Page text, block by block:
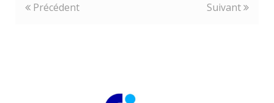
Précédent Suivant